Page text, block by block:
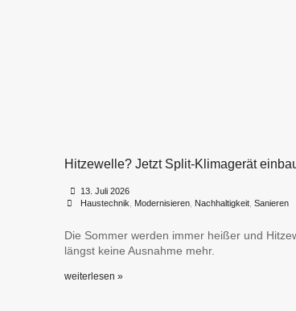
Hitzewelle? Jetzt Split-Klimagerät
13. Juli 2026
Haustechnik Modernisieren, Nachhaltigkeit, Sanieren
Die Sommer werden immer heißer und
längst keine Ausnahme mehr.
weiterlesen »